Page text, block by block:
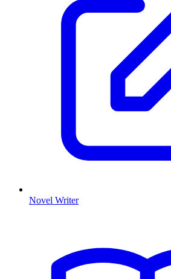
Novel Writer